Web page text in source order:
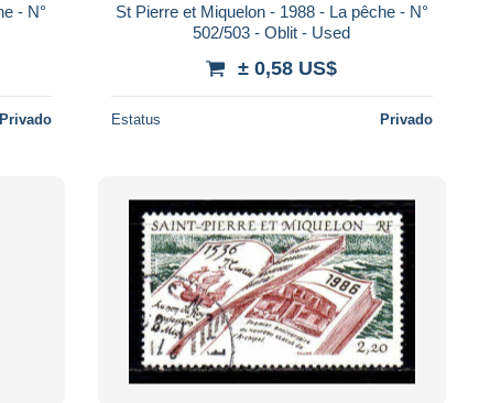
Privado
St Pierre et Miquelon - 1988 - La pêche - N°
502/503 - Oblit - Used
± 0,58 US$
Estatus Privado